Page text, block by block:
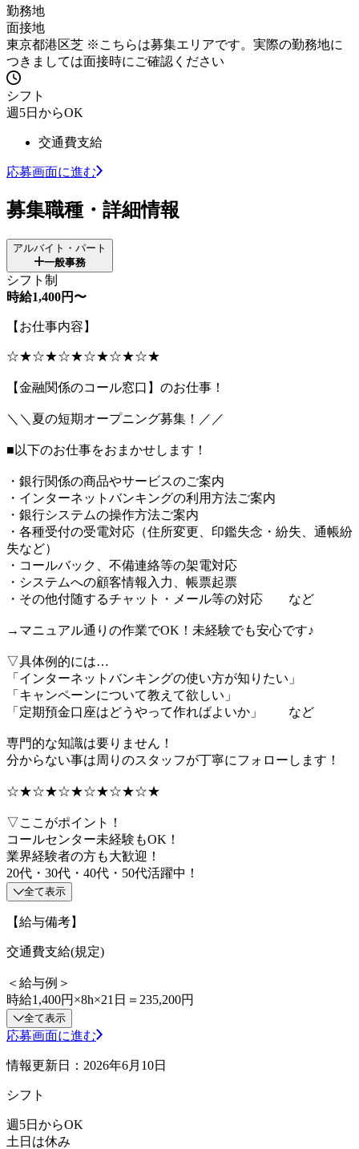
勤務地
面接地
東京都港区芝 ※こちらは募集エリアです。実際の勤務地に
つきましては面接時にご確認ください
シフト
週5日からOK
交通費支給
応募画面に進む
募集職種・詳細情報
アルバイト・パート
一般事務
シフト制
時給1,400円〜
【お仕事内容】
☆★☆★☆★☆★☆★☆★
【金融関係のコール窓口】のお仕事！
＼＼夏の短期オープニング募集！／／
■以下のお仕事をおまかせします！
・銀行関係の商品やサービスのご案内
・インターネットバンキングの利用方法ご案内
・銀行システムの操作方法ご案内
・各種受付の受電対応（住所変更、印鑑失念・紛失、通帳紛
失など）
・コールバック、不備連絡等の架電対応
・システムへの顧客情報入力、帳票起票
・その他付随するチャット・メール等の対応 など
→マニュアル通りの作業でOK！未経験でも安心です♪
▽具体例的には…
「インターネットバンキングの使い方が知りたい」
「キャンペーンについて教えて欲しい」
「定期預金口座はどうやって作ればよいか」 など
専門的な知識は要りません！
分からない事は周りのスタッフが丁寧にフォローします！
☆★☆★☆★☆★☆★☆★
▽ここがポイント！
コールセンター未経験もOK！
業界経験者の方も大歓迎！
20代・30代・40代・50代活躍中！
全て表示
【給与備考】
交通費支給(規定)
＜給与例＞
時給1,400円×8h×21日＝235,200円
全て表示
応募画面に進む
情報更新日：2026年6月10日
シフト
週5日からOK
土日は休み